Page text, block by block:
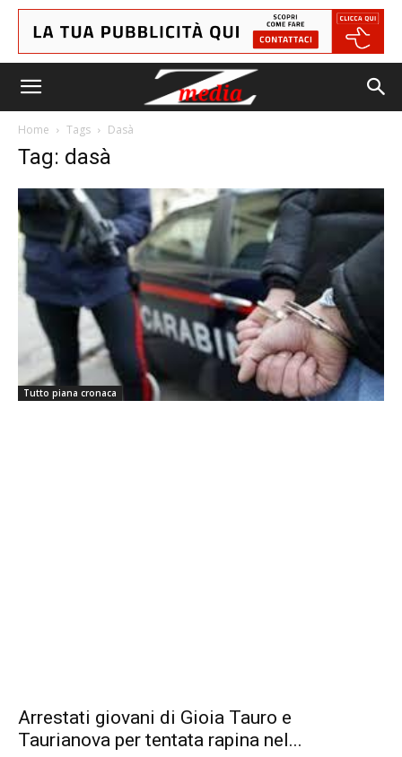
Home Tags Dasà
Tag: dasà
Tutto piana cronaca
Arrestati giovani di Gioia Tauro e
Taurianova per tentata rapina nel...